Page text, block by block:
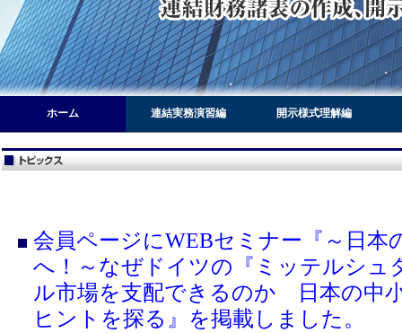
ホーム 連結実務演習編 開示様式理解編
会員ページにWEBセミナー『～日本
へ！～なぜドイツの『ミッテルシュ
ル市場を支配できるのか 日本の中
ヒントを探る』を掲載しました。